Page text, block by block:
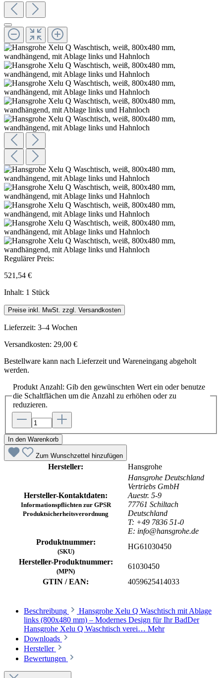
Regulärer Preis:
521,54 €
Inhalt: 1 Stück
Preise inkl. MwSt. zzgl. Versandkosten
Lieferzeit: 3–4 Wochen
Versandkosten: 29,00 €
Bestellware kann nach Lieferzeit und Wareneingang abgeholt
werden.
Produkt Anzahl: Gib den gewünschten Wert ein oder benutze
die Schaltflächen um die Anzahl zu erhöhen oder zu
reduzieren.
In den Warenkorb
Zum Wunschzettel hinzufügen
Hersteller: Hansgrohe
Hersteller-Kontaktdaten:
Informationspflichten zur GPSR
Produktsicherheitsverordnung
Hansgrohe Deutschland
Vertriebs GmbH
Auestr. 5-9
77761 Schiltach
Deutschland
T: +49 7836 51-0
E: info@hansgrohe.de
Produktnummer:
(SKU)
HG61030450
Hersteller-Produktnummer:
(MPN)
61030450
GTIN / EAN:
4059625414033
Beschreibung
Hansgrohe Xelu Q Waschtisch mit Ablage
links (800x480 mm) – Modernes Design für Ihr BadDer
Hansgrohe Xelu Q Waschtisch verei… Mehr
Downloads
Hersteller
Bewertungen